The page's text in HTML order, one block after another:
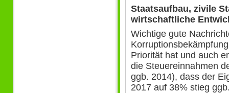
Staatsaufbau, zivile
wirtschaftliche
Wichtige gute
Priorität hat und auch
die Steuereinnahmen
ggb. 2014), dass der
2017 auf 38% stieg